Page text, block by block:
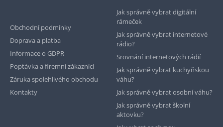
Obchodní podmínky
Doprava a platba
Informace o GDPR
Poptávka a firemní zákazníci
Záruka spolehlivého obchodu
Kontakty
Jak správně vybrat digitální
rámeček
Jak správně vybrat internetové
rádio?
Srovnání internetových rádií
Jak správně vybrat kuchyňskou
váhu?
Jak správně vybrat osobní váhu?
Jak správně vybrat školní
aktovku?